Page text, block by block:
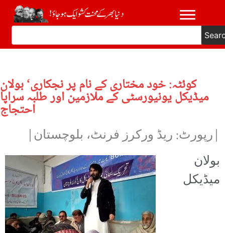
کوئٹہ: خود مختاری کے نام پر نجکاری‘ بولان
میڈیکل یونیورسٹی کے ملازمین اور طلبہ سراپا
احتجاج
|رپورٹ: ریڈ ورکرز فرنٹ، بلوچستان|
بولان
میڈیکل